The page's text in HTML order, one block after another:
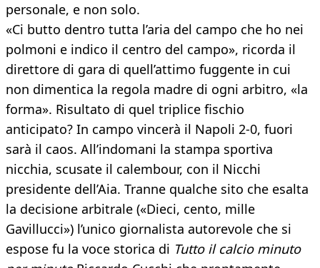
personale, e non solo.
«Ci butto dentro tutta l’aria del campo che ho nei
polmoni e indico il centro del campo», ricorda il
direttore di gara di quell’attimo fuggente in cui
non dimentica la regola madre di ogni arbitro, «la
forma». Risultato di quel triplice fischio
anticipato? In campo vincerà il Napoli 2-0, fuori
sarà il caos. All’indomani la stampa sportiva
nicchia, scusate il calembour, con il Nicchi
presidente dell’Aia. Tranne qualche sito che esalta
la decisione arbitrale («Dieci, cento, mille
Gavillucci») l’unico giornalista autorevole che si
espose fu la voce storica di Tutto il calcio minuto